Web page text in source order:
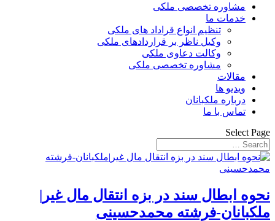
مشاوره تخصصی ملکی
خدمات ما
تنظیم انواع قراداد های ملکی
وکیل ناظر بر قراردادهای ملکی
وکالت دعاوی ملکی
مشاوره تخصصی ملکی
مقالات
ویدیو ها
درباره ملکبانان
تماس با ما
Select Page
نحوه ابطال سند در بزه انتقال مال غیر|
ملکبانان-فرشته محمدحسینی